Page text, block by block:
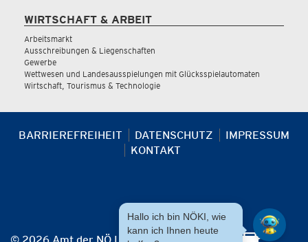
WIRTSCHAFT & ARBEIT
Arbeitsmarkt
Ausschreibungen & Liegenschaften
Gewerbe
Wettwesen und Landesausspielungen mit Glücksspielautomaten
Wirtschaft, Tourismus & Technologie
BARRIEREFREIHEIT DATENSCHUTZ
IMPRESSUM
KONTAKT
Hallo ich bin NÖKI, wie
kann ich Ihnen heute